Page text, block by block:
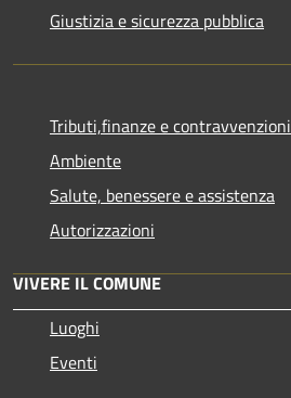
Giustizia e sicurezza pubblica
Tributi,finanze e contravvenzioni
Ambiente
Salute, benessere e assistenza
Autorizzazioni
VIVERE IL COMUNE
Luoghi
Eventi